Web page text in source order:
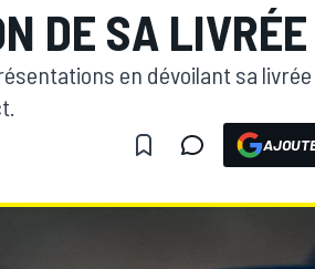
DE SA
en dévoilant sa